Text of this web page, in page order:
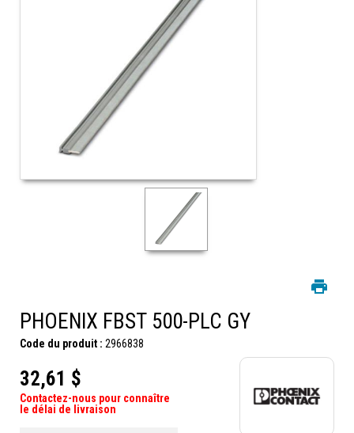
PHOENIX FBST 500-PLC GY
Code du produit : 2966838
32,61 $
Contactez-nous pour connaître
le délai de livraison